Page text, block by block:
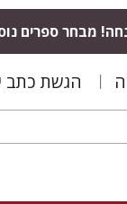
מבחר ספרים
הגשת כתב